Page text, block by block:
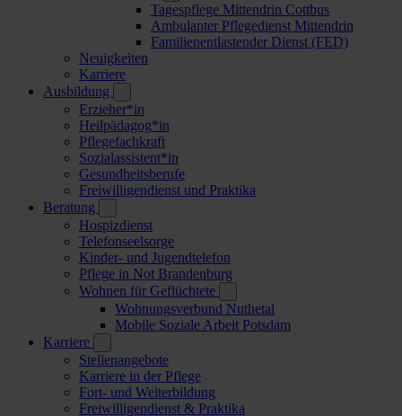
Tagespflege Mittendrin Cottbus
Ambulanter Pflegedienst Mittendrin
Familienentlastender Dienst (FED)
Neuigkeiten
Karriere
Ausbildung
Erzieher*in
Heilpädagog*in
Pflegefachkraft
Sozialassistent*in
Gesundheitsberufe
Freiwilligendienst und Praktika
Beratung
Hospizdienst
Telefonseelsorge
Kinder- und Jugendtelefon
Pflege in Not Brandenburg
Wohnen für Geflüchtete
Wohnungsverbund Nuthetal
Mobile Soziale Arbeit Potsdam
Karriere
Stellenangebote
Karriere in der Pflege
Fort- und Weiterbildung
Freiwilligendienst & Praktika